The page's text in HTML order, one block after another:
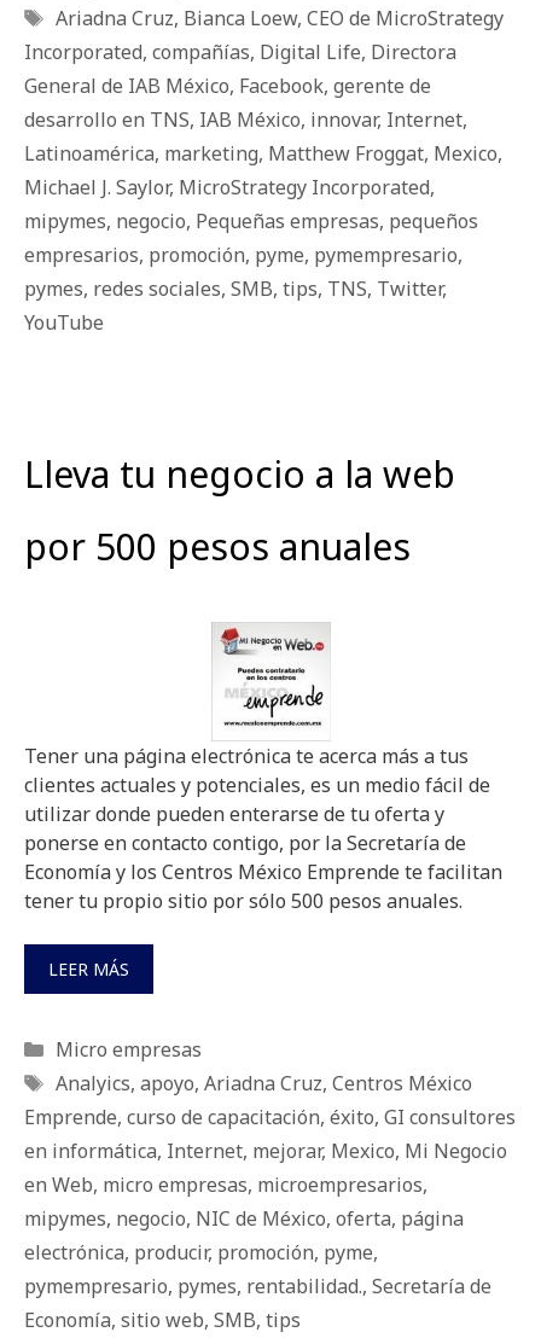
Etiquetas
Ariadna Cruz, Bianca Loew, CEO de MicroStrategy
Incorporated, compañías, Digital Life, Directora
General de IAB México, Facebook, gerente de
desarrollo en TNS, IAB México, innovar, Internet,
Latinoamérica, marketing, Matthew Froggat, Mexico,
Michael J. Saylor, MicroStrategy Incorporated,
mipymes, negocio, Pequeñas empresas, pequeños
empresarios, promoción, pyme, pymempresario,
pymes, redes sociales, SMB, tips, TNS, Twitter,
YouTube
Lleva tu negocio a la web
por 500 pesos anuales
Tener una página electrónica te acerca más a tus
clientes actuales y potenciales, es un medio fácil de
utilizar donde pueden enterarse de tu oferta y
ponerse en contacto contigo, por la Secretaría de
Economía y los Centros México Emprende te facilitan
tener tu propio sitio por sólo 500 pesos anuales.
LEER MÁS
Categorías
Micro empresas
Etiquetas
Analyics, apoyo, Ariadna Cruz, Centros México
Emprende, curso de capacitación, éxito, GI consultores
en informática, Internet, mejorar, Mexico, Mi Negocio
en Web, micro empresas, microempresarios,
mipymes, negocio, NIC de México, oferta, página
electrónica, producir, promoción, pyme,
pymempresario, pymes, rentabilidad., Secretaría de
Economía, sitio web, SMB, tips